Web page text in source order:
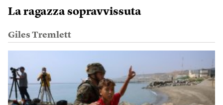
La ragazza sopravvissuta
Giles Tremlett